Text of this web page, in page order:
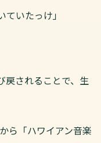
いたっけ」
戻されることで、生
ら「ハワイアン音楽